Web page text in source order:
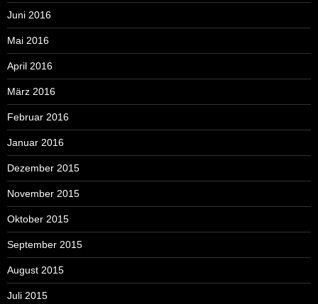
Juni 2016
Mai 2016
April 2016
März 2016
Februar 2016
Januar 2016
Dezember 2015
November 2015
Oktober 2015
September 2015
August 2015
Juli 2015